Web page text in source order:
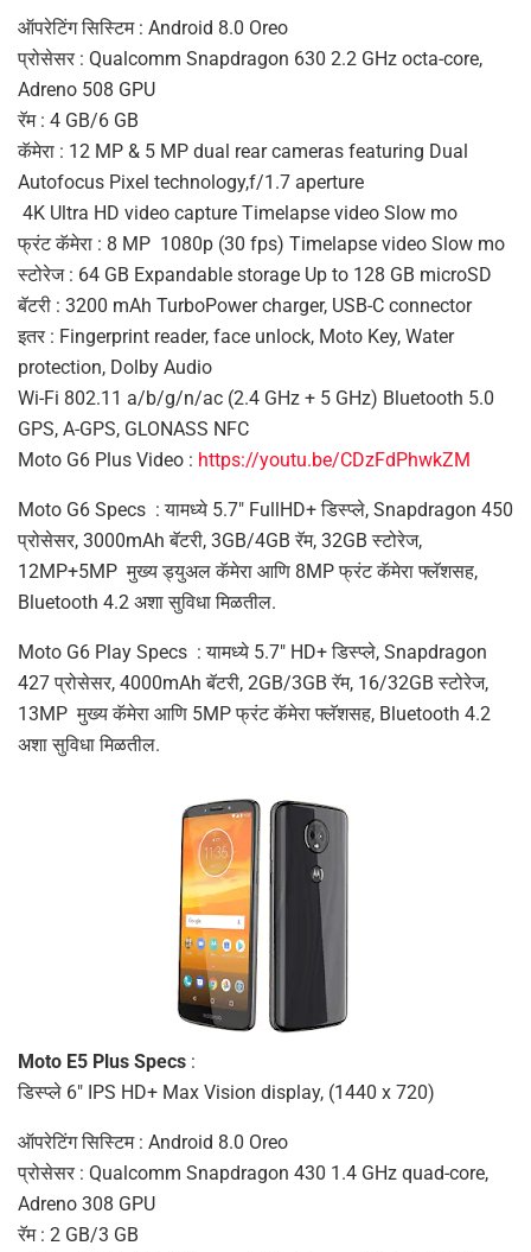
ऑपरेटिंग सिस्टिम : Android 8.0 Oreo
प्रोसेसर : Qualcomm Snapdragon 630 2.2 GHz octa-core,
Adreno 508 GPU
रॅम : 4 GB/6 GB
कॅमेरा : 12 MP & 5 MP dual rear cameras featuring Dual
Autofocus Pixel technology,f/1.7 aperture
4K Ultra HD video capture Timelapse video Slow mo
फ्रंट कॅमेरा : 8 MP 1080p (30 fps) Timelapse video Slow mo
स्टोरेज : 64 GB Expandable storage Up to 128 GB microSD
बॅटरी : 3200 mAh TurboPower charger, USB-C connector
इतर : Fingerprint reader, face unlock, Moto Key, Water
protection, Dolby Audio
Wi-Fi 802.11 a/b/g/n/ac (2.4 GHz + 5 GHz) Bluetooth 5.0
GPS, A-GPS, GLONASS NFC
Moto G6 Plus Video : https://youtu.be/CDzFdPhwkZM
Moto G6 Specs : यामध्ये 5.7″ FullHD+ डिस्प्ले, Snapdragon 450
प्रोसेसर, 3000mAh बॅटरी, 3GB/4GB रॅम, 32GB स्टोरेज,
12MP+5MP मुख्य ड्युअल कॅमेरा आणि 8MP फ्रंट कॅमेरा फ्लॅशसह,
Bluetooth 4.2 अशा सुविधा मिळतील.
Moto G6 Play Specs : यामध्ये 5.7″ HD+ डिस्प्ले, Snapdragon
427 प्रोसेसर, 4000mAh बॅटरी, 2GB/3GB रॅम, 16/32GB स्टोरेज,
13MP मुख्य कॅमेरा आणि 5MP फ्रंट कॅमेरा फ्लॅशसह, Bluetooth 4.2
अशा सुविधा मिळतील.
Moto E5 Plus Specs :
डिस्प्ले 6″ IPS HD+ Max Vision display, (1440 x 720)
ऑपरेटिंग सिस्टिम : Android 8.0 Oreo
प्रोसेसर : Qualcomm Snapdragon 430 1.4 GHz quad-core,
Adreno 308 GPU
रॅम : 2 GB/3 GB